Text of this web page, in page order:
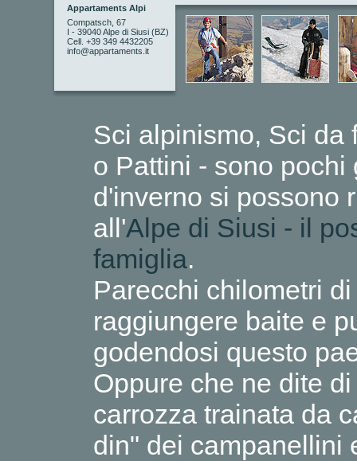
Appartaments Alpi
Compatsch, 67
I - 39040 Alpe di Siusi (BZ)
Cell. +39 349 4432205
info@appartaments.it
Sci alpinismo, Sci da
o Pattini - sono
d'inverno si possono
all'Alpe di Siusi - il
famiglia.
Parecchi chilometri
raggiungere baite e
godendosi questo
Oppure che ne dite
carrozza trainata da
din" dei campanellini